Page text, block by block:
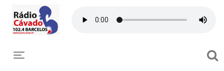
Toggle navigation